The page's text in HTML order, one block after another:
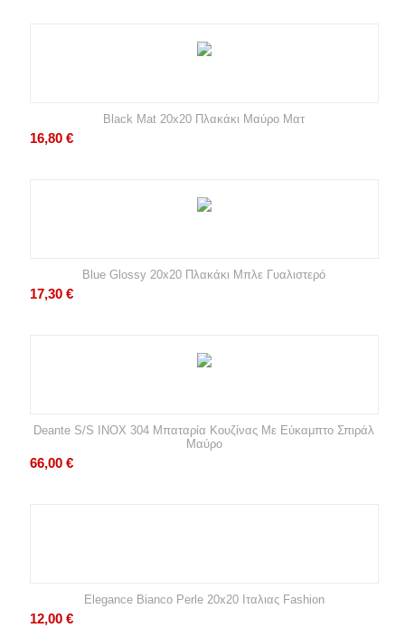
Black Mat 20x20 Πλακάκι Μαύρο Ματ
16,80 €
Blue Glossy 20x20 Πλακάκι Μπλε Γυαλιστερό
17,30 €
Deante S/S INOX 304 Μπαταρία Κουζίνας Με Εύκαμπτο Σπιράλ
Μαύρο
66,00 €
Elegance Bianco Perle 20x20 Ιταλιας Fashion
12,00 €